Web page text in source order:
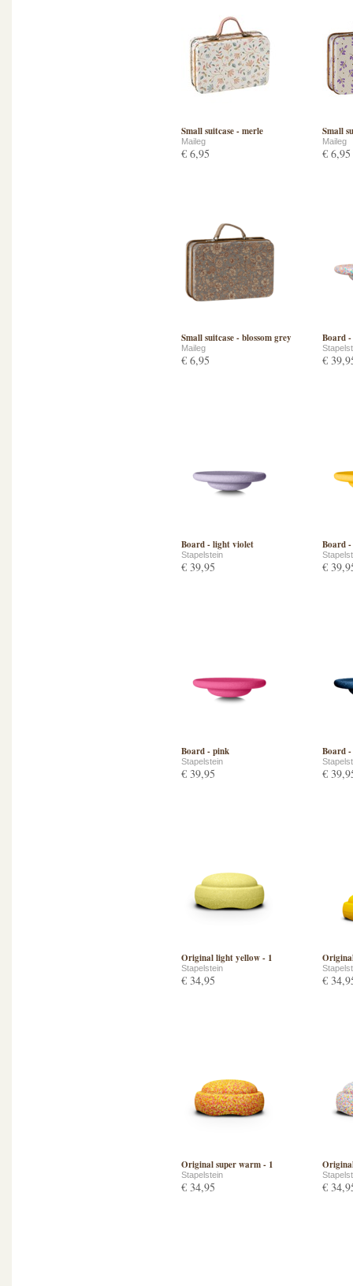
Small suitcase - merle
Maileg
€ 6,95
Small
Maileg
€ 6,95
Small suitcase - blossom grey
Maileg
€ 6,95
Board
€
Board - light violet
Stapelstein
€ 39,95
Board
€
Board - pink
Stapelstein
€ 39,95
Board
€
Original light yellow - 1
Stapelstein
€ 34,95 €
Original super warm - 1
Stapelstein
€ 34,95 €